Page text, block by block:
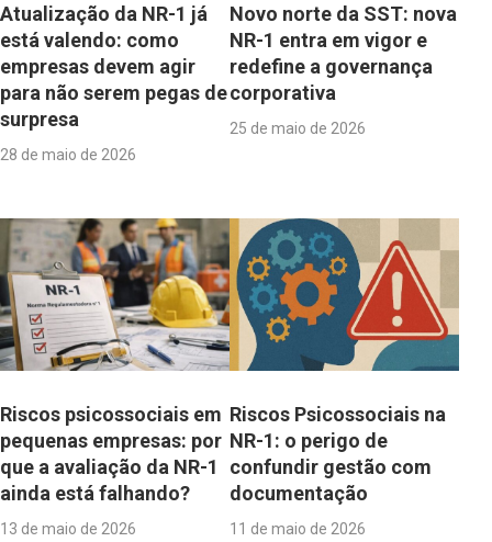
Atualização da NR-1 já
está valendo: como
empresas devem agir
para não serem pegas de
surpresa
28 de maio de 2026
Novo norte da SST: nova
NR-1 entra em vigor e
redefine a governança
corporativa
25 de maio de 2026
Riscos psicossociais em
pequenas empresas: por
que a avaliação da NR-1
ainda está falhando?
13 de maio de 2026
Riscos Psicossociais na
NR-1: o perigo de
confundir gestão com
documentação
11 de maio de 2026